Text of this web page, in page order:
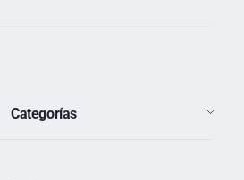
Categorías